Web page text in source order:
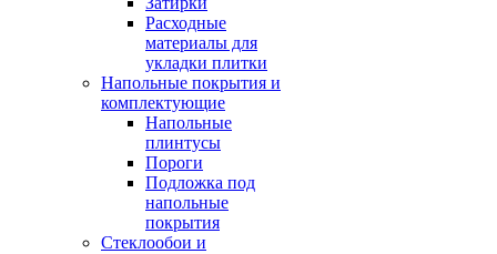
Расходные
материалы для
укладки плитки
Напольные покрытия и
комплектующие
Напольные
плинтусы
Пороги
Подложка под
напольные
покрытия
Стеклообои и